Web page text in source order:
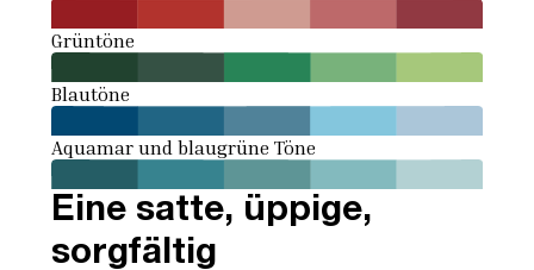
Grüntöne
Blautöne
Aquamar und blaugrüne Töne
Eine satte, üppige,
sorgfältig